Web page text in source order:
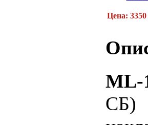
Цена: 3350
ML-
СБ)